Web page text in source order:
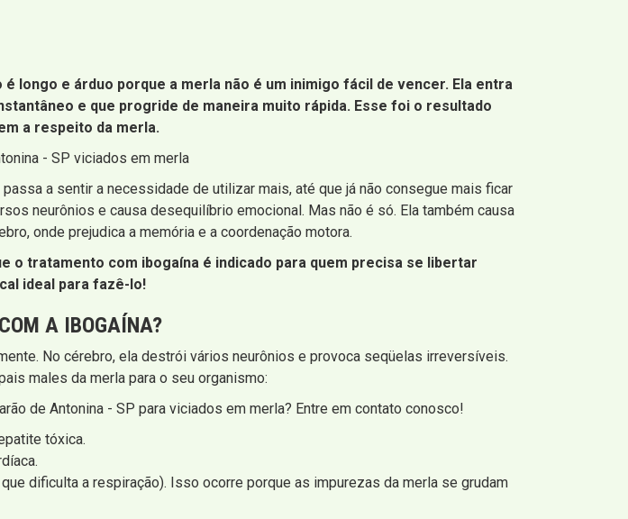
longo e árduo porque a merla não é um inimigo fácil de vencer. Ela entra
e que progride de maneira muito rápida. Esse foi o resultado
a respeito da merla.
- SP viciados em merla
a sentir a necessidade de utilizar mais, até que já não consegue mais ficar
neurônios e causa desequilíbrio emocional. Mas não é só. Ela também causa
onde prejudica a memória e a coordenação motora.
o tratamento com ibogaína é indicado para quem precisa se libertar
ideal para fazê-lo!
A IBOGAÍNA?
No cérebro, ela destrói vários neurônios e provoca seqüelas irreversíveis.
males da merla para o seu organismo:
de Antonina - SP para viciados em merla? Entre em contato conosco!
tóxica.
dificulta a respiração). Isso ocorre porque as impurezas da merla se grudam